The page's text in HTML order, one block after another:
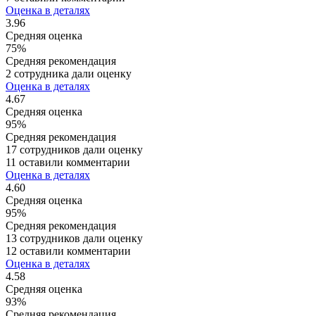
Оценка в деталях
3.96
Средняя оценка
75%
Средняя рекомендация
2 сотрудника дали оценку
Оценка в деталях
4.67
Средняя оценка
95%
Средняя рекомендация
17 сотрудников дали оценку
11 оставили комментарии
Оценка в деталях
4.60
Средняя оценка
95%
Средняя рекомендация
13 сотрудников дали оценку
12 оставили комментарии
Оценка в деталях
4.58
Средняя оценка
93%